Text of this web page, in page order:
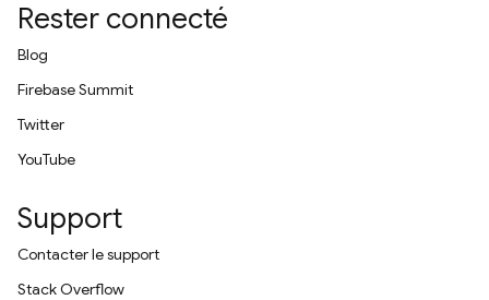
Rester connecté
Blog
Firebase Summit
Twitter
YouTube
Support
Contacter le support
Stack Overflow